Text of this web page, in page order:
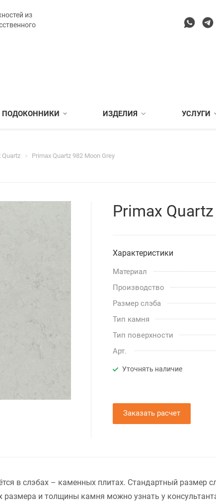
из
ПОДОКОННИКИ ИЗДЕЛИЯ УСЛУГИ
Quartz Primax Quartz 982 Moon Grey
Primax
Характеристики
Материал
Производство
Размер слэба
Тип камня
Тип поверхности
Арт.
Уточнять наличие
Заказать расчет
в слэбах – каменных плитах. Стандартный размер
и толщины камня можно узнать у